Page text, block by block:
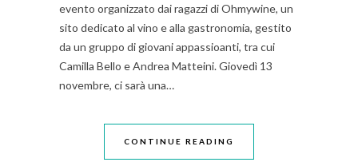
evento organizzato dai ragazzi di Ohmywine, un
sito dedicato al vino e alla gastronomia, gestito
da un gruppo di giovani appassioanti, tra cui
Camilla Bello e Andrea Matteini. Giovedì 13
novembre, ci sarà una…
CONTINUE READING